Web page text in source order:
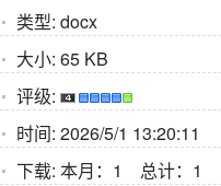
类型: docx
大小: 65 KB
评级:
时间: 2026/5/1 13:20:11
下载: 本月：1 总计：1